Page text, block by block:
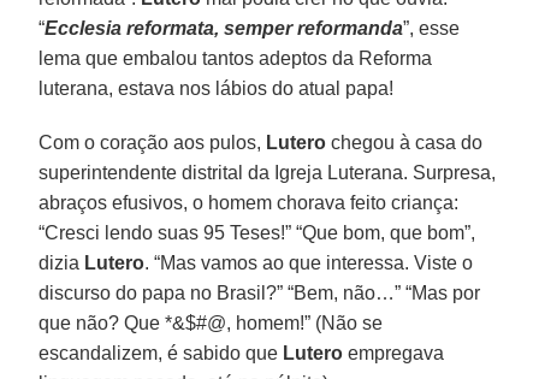
“Ecclesia reformata, semper reformanda”, esse
lema que embalou tantos adeptos da Reforma
luterana, estava nos lábios do atual papa!
Com o coração aos pulos, Lutero chegou à casa do
superintendente distrital da Igreja Luterana. Surpresa,
abraços efusivos, o homem chorava feito criança:
“Cresci lendo suas 95 Teses!” “Que bom, que bom”,
dizia Lutero. “Mas vamos ao que interessa. Viste o
discurso do papa no Brasil?” “Bem, não…” “Mas por
que não? Que *&$#@, homem!” (Não se
escandalizem, é sabido que Lutero empregava